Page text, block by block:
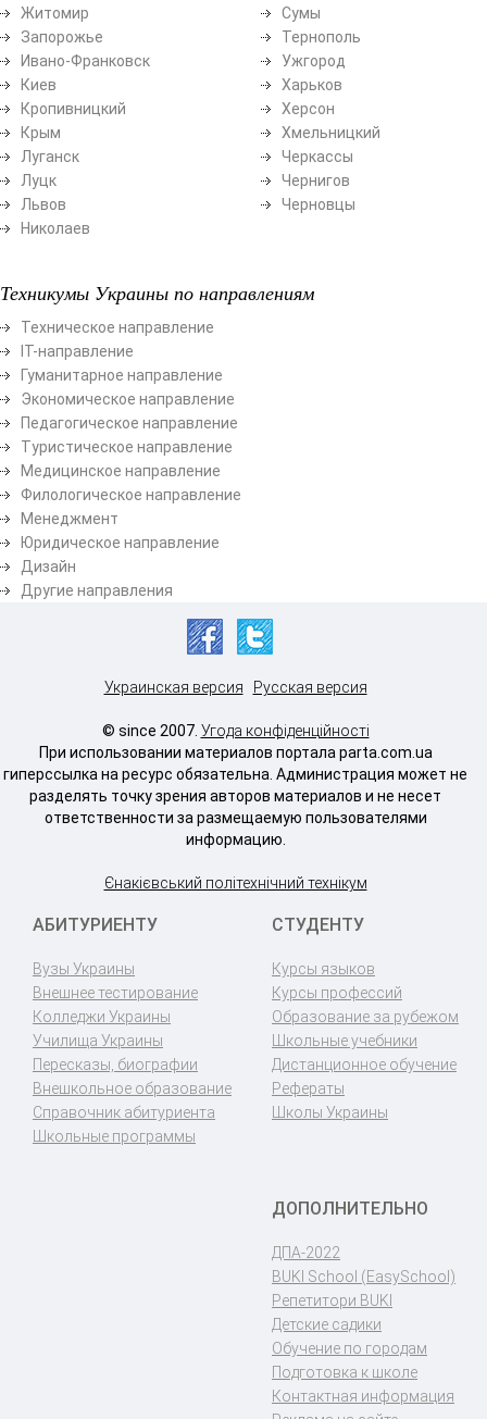
Житомир
Запорожье
Ивано-Франковск
Киев
Кропивницкий
Крым
Луганск
Луцк
Львов
Николаев
Сумы
Тернополь
Ужгород
Харьков
Херсон
Хмельницкий
Черкассы
Чернигов
Черновцы
Техникумы Украины по направлениям
Техническое направление
ІТ-направление
Гуманитарное направление
Экономическое направление
Педагогическое направление
Туристическое направление
Медицинское направление
Филологическое направление
Менеджмент
Юридическое направление
Дизайн
Другие направления
Украинская версия Русская версия
© since 2007. Угода конфіденційності
При использовании материалов портала parta.com.ua
гиперссылка на ресурс обязательна. Администрация может не
разделять точку зрения авторов материалов и не несет
ответственности за размещаемую пользователями
информацию.
Єнакієвський політехнічний технікум
АБИТУРИЕНТУ
Вузы Украины
Внешнее тестирование
Колледжи Украины
Училища Украины
Пересказы, биографии
Внешкольное образование
Справочник абитуриента
Школьные программы
СТУДЕНТУ
Курсы языков
Курсы профессий
Образование за рубежом
Школьные учебники
Дистанционное обучение
Рефераты
Школы Украины
ДОПОЛНИТЕЛЬНО
ДПА-2022
BUKI School (EasySchool)
Репетитори BUKI
Детские садики
Обучение по городам
Подготовка к школе
Контактная информация